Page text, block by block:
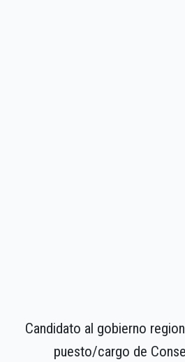
Candidato al gobierno
puesto/cargo de